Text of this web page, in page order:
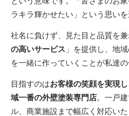
ラキラ輝かせたい」という思いを
社名に負けず、見た目と品質を
の高いサービス 」を提供し、地
を一緒に作っていくことが私達の
目指すのはお客様の笑顔を実現
域一番の外壁塗装専門店。一戸
ル、商業施設まで幅広く対応いた